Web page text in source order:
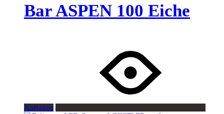
Bar ASPEN 100 Eiche
Anfragen